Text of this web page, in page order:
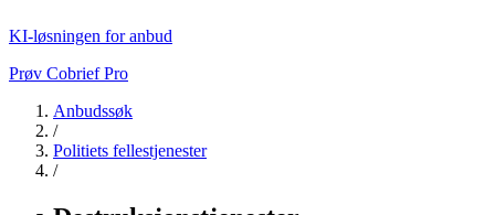
KI-løsningen for anbud
Prøv Cobrief Pro
Anbudssøk
/
Politiets fellestjenester
/